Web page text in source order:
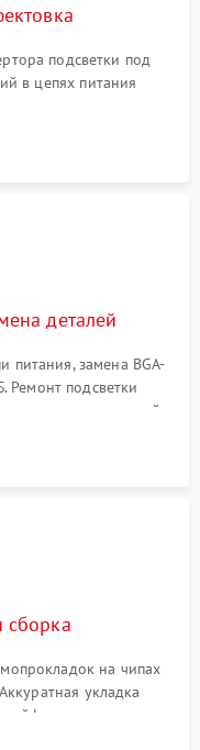
подсветки под
в цепях питания
состояния жесткого
POST-карт и
деталей
питания, замена BGA-
Ремонт подсветки
на скоростной
памяти.
сборка
на чипах
укладка
матрицы и
внутри корпуса